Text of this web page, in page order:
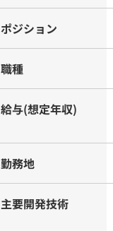
ポジション
職種
給与(想定年収)
勤務地
主要開発技術